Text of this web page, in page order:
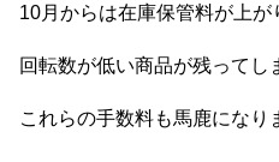
10月からは在庫保管料が上が
回転数が低い商品が残ってし
これらの手数料も馬鹿になり